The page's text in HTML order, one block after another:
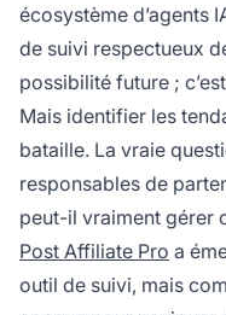
écosystème d’agents
de suivi respectueux
possibilité future ;
Mais identifier les
bataille. La vraie
responsables de
peut-il vraiment gérer
Post Affiliate Pro a
outil de suivi, mais